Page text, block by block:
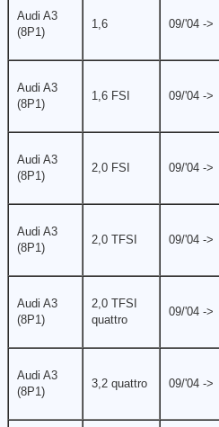
Audi A3
(8P1)
1,6 09/'04 ->
Audi A3
(8P1)
1,6 FSI 09/'04 ->
Audi A3
(8P1)
2,0 FSI 09/'04 ->
Audi A3
(8P1)
2,0 TFSI 09/'04 ->
Audi A3
(8P1)
2,0 TFSI
quattro
09/'04 ->
Audi A3
(8P1)
3,2 quattro 09/'04 ->